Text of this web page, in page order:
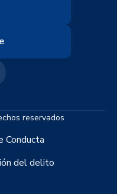
reservados
Conducta
del delito